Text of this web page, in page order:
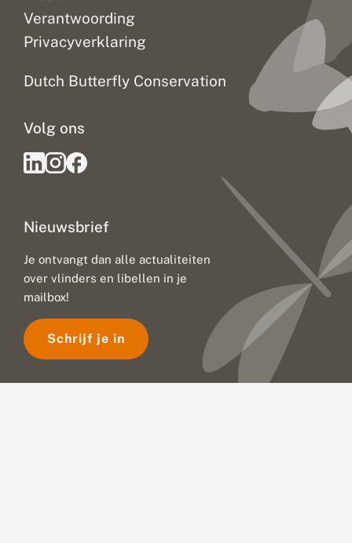
Verantwoording
Privacyverklaring
Dutch Butterfly Conservation
Nieuwsbrief
Je ontvangt dan alle actualiteiten
over vlinders en libellen in je
mailbox!
Schrijf je in
Volg ons